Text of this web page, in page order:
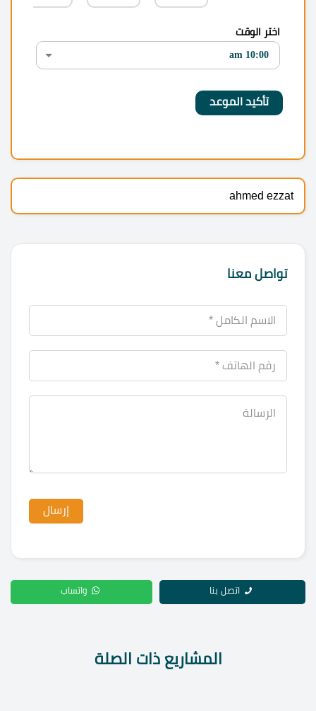
اختر الوقت
ahmed ezzat
تواصل معنا
اتصل بنا واتساب
المشاريع ذات الصلة